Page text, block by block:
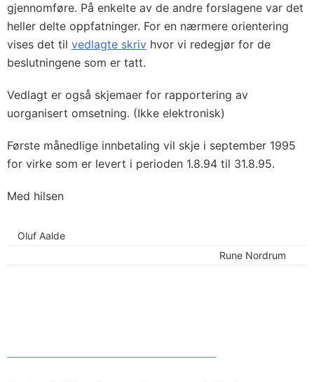
gjennomføre. På enkelte av de andre forslagene var det
heller delte oppfatninger. For en nærmere orientering
vises det til vedlagte skriv hvor vi redegjør for de
beslutningene som er tatt.
Vedlagt er også skjemaer for rapportering av
uorganisert omsetning. (Ikke elektronisk)
Første månedlige innbetaling vil skje i september 1995
for virke som er levert i perioden 1.8.94 til 31.8.95.
Med hilsen
Oluf Aalde
Rune Nordrum